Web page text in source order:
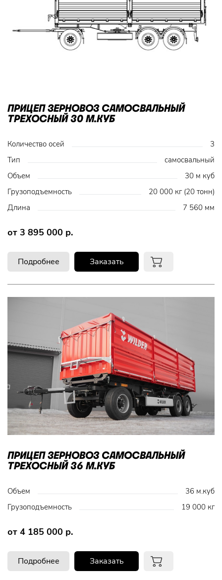
ПРИЦЕП ЗЕРНОВОЗ САМОСВАЛЬНЫЙ
ТРЕХОСНЫЙ 30 М.КУБ
Количество осей
3
Тип
самосвальный
Объем
30 м куб
Грузоподъемность
20 000 кг (20 тонн)
Длина
7 560 мм
от 3 895 000 р.
Подробнее Заказать
ПРИЦЕП ЗЕРНОВОЗ САМОСВАЛЬНЫЙ
ТРЕХОСНЫЙ 36 М.КУБ
Объем
36 м.куб
Грузоподъемность
19 000 кг
от 4 185 000 р.
Подробнее Заказать